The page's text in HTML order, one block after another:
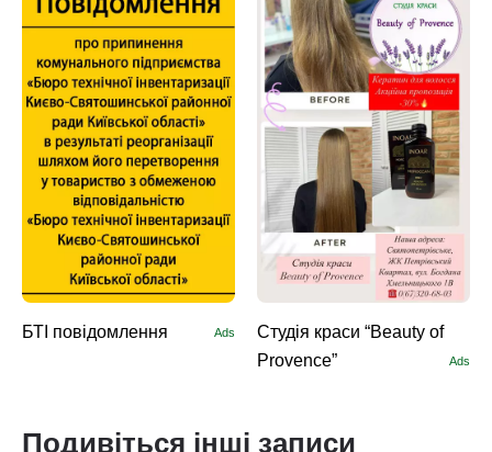
БТІ повідомлення Ads
Студія краси “Beauty of
Provence”
Ads
Подивіться інші записи